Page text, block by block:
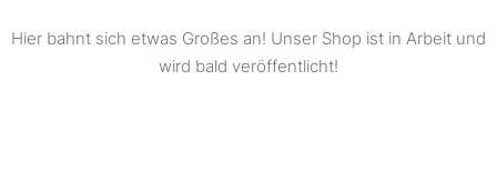
Hier bahnt sich etwas Großes an! Unser Shop ist in Arbeit und
wird bald veröffentlicht!